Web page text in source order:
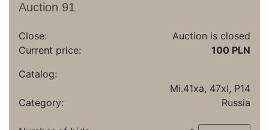
Auction 91
Close:
Auction is closed
Current price:
100 PLN
Catalog:
Mi.41xa, 47xI, P14
Category:
Russia